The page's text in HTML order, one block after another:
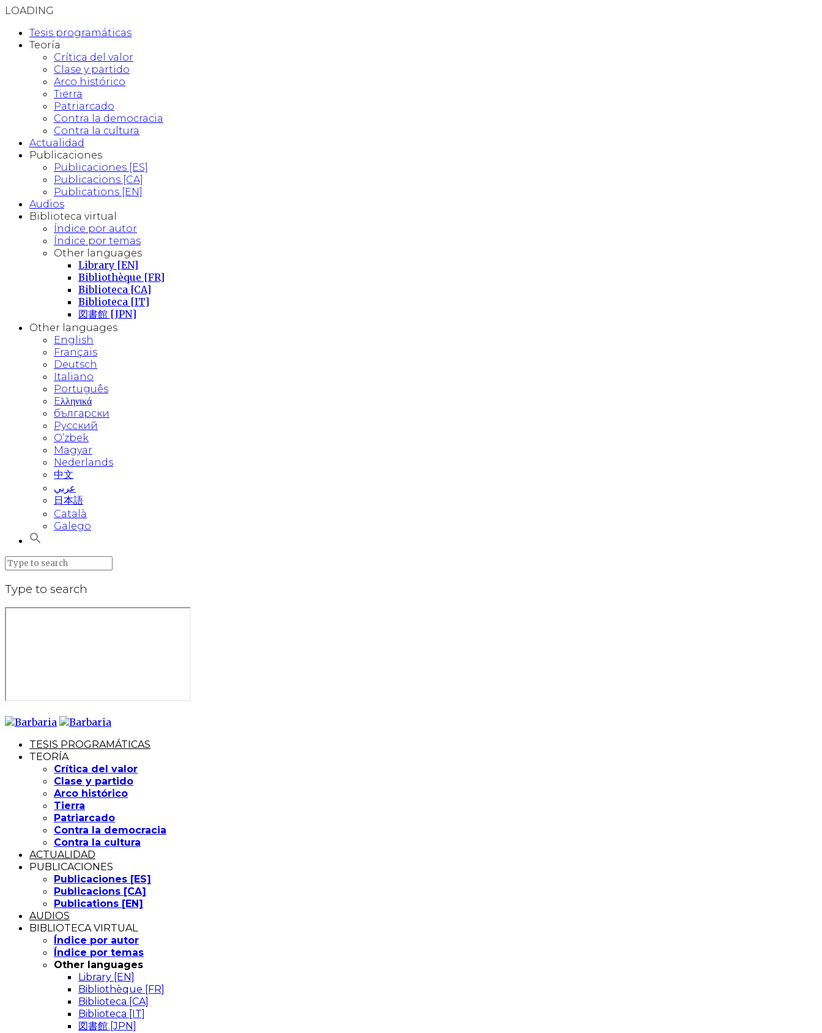
LOADING
Tesis programáticas
Teoría
Crítica del valor
Clase y partido
Arco histórico
Tierra
Patriarcado
Contra la democracia
Contra la cultura
Actualidad
Publicaciones
Publicaciones [ES]
Publicacions [CA]
Publications [EN]
Audios
Biblioteca virtual
Índice por autor
Índice por temas
Other languages
Library [EN]
Bibliothèque [FR]
Biblioteca [CA]
Biblioteca [IT]
図書館 [JPN]
Other languages
English
Français
Deutsch
Italiano
Português
Eλληνικά
български
Русский
O’zbek
Magyar
Nederlands
中文
عربي
日本語
Català
Galego
Type to search
TESIS PROGRAMÁTICAS
TEORÍA
Crítica del valor
Clase y partido
Arco histórico
Tierra
Patriarcado
Contra la democracia
Contra la cultura
ACTUALIDAD
PUBLICACIONES
Publicaciones [ES]
Publicacions [CA]
Publications [EN]
AUDIOS
BIBLIOTECA VIRTUAL
Índice por autor
Índice por temas
Other languages
Library [EN]
Bibliothèque [FR]
Biblioteca [CA]
Biblioteca [IT]
図書館 [JPN]